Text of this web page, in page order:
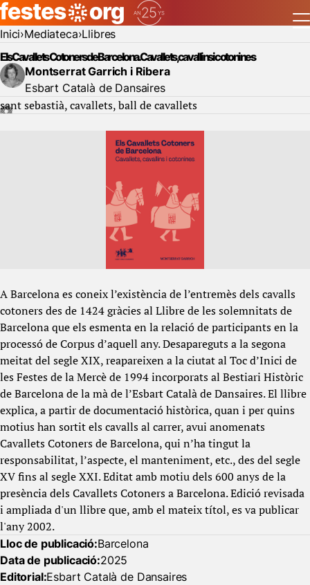
Inici Mediateca Llibres
Els Cavallets Cotoners de Barcelona. Cavallets, cavallins i cotonines
Montserrat Garrich i Ribera
Esbart Català de Dansaires
sant sebastià cavallets ball de cavallets
A Barcelona es coneix l’existència de l’entremès dels cavalls
cotoners des de 1424 gràcies al Llibre de les solemnitats de
Barcelona que els esmenta en la relació de participants en la
processó de Corpus d’aquell any. Desapareguts a la segona
meitat del segle XIX, reapareixen a la ciutat al Toc d’Inici de
les Festes de la Mercè de 1994 incorporats al Bestiari Històric
de Barcelona de la mà de l’Esbart Català de Dansaires. El llibre
explica, a partir de documentació històrica, quan i per quins
motius han sortit els cavalls al carrer, avui anomenats
Cavallets Cotoners de Barcelona, qui n’ha tingut la
responsabilitat, l’aspecte, el manteniment, etc., des del segle
XV fins al segle XXI. Editat amb motiu dels 600 anys de la
presència dels Cavallets Cotoners a Barcelona. Edició revisada
i ampliada d'un llibre que, amb el mateix títol, es va publicar
l'any 2002.
Lloc de publicació:Barcelona
Data de publicació:2025
Editorial:Esbart Català de Dansaires